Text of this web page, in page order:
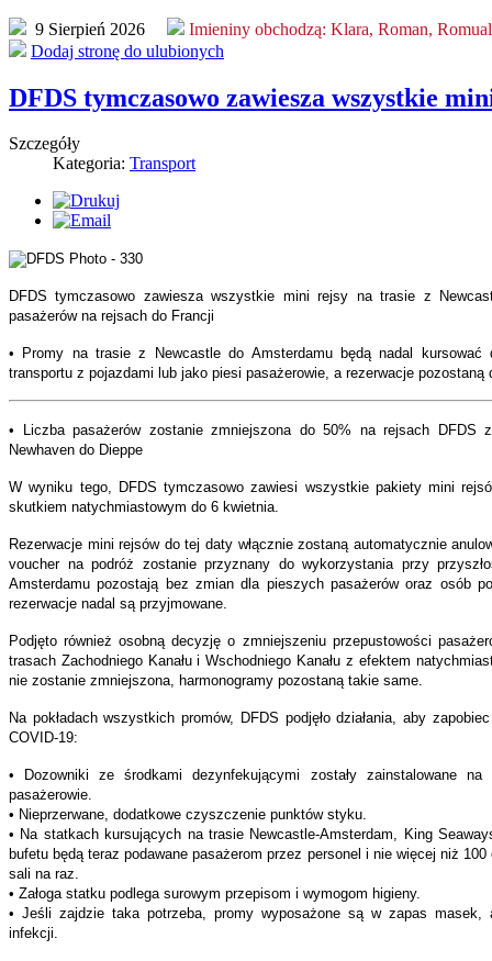
9 Sierpień 2026 Imieniny obchodzą: Klara, Roman,
Dodaj stronę do ulubionych
DFDS tymczasowo zawiesza wszystkie
Szczegóły
Kategoria: Transport
DFDS tymczasowo zawiesza wszystkie mini rejsy na trasie z
pasażerów na rejsach do Francji
• Promy na trasie z Newcastle do Amsterdamu będą nadal kursować
transportu z pojazdami lub jako piesi pasażerowie, a rezerwacje pozostaną
• Liczba pasażerów zostanie zmniejszona do 50% na rejsach
Newhaven do Dieppe
W wyniku tego, DFDS tymczasowo zawiesi wszystkie pakiety mini
skutkiem natychmiastowym do 6 kwietnia.
Rezerwacje mini rejsów do tej daty włącznie zostaną automatycznie
voucher na podróż zostanie przyznany do wykorzystania przy
Amsterdamu pozostają bez zmian dla pieszych pasażerów oraz osób
rezerwacje nadal są przyjmowane.
Podjęto również osobną decyzję o zmniejszeniu przepustowości
trasach Zachodniego Kanału i Wschodniego Kanału z efektem
nie zostanie zmniejszona, harmonogramy pozostaną takie same.
Na pokładach wszystkich promów, DFDS podjęło działania, aby
COVID-19:
• Dozowniki ze środkami dezynfekującymi zostały zainstalowane
pasażerowie.
• Nieprzerwane, dodatkowe czyszczenie punktów styku.
• Na statkach kursujących na trasie Newcastle-Amsterdam, King
bufetu będą teraz podawane pasażerom przez personel i nie więcej niż
sali na raz.
• Załoga statku podlega surowym przepisom i wymogom higieny.
• Jeśli zajdzie taka potrzeba, promy wyposażone są w zapas masek,
infekcji.